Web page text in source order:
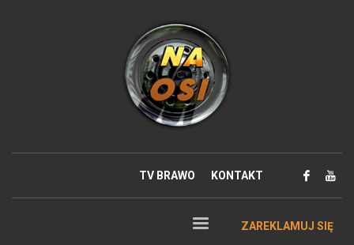
TV BRAWO KONTAKT
ZAREKLAMUJ SIĘ